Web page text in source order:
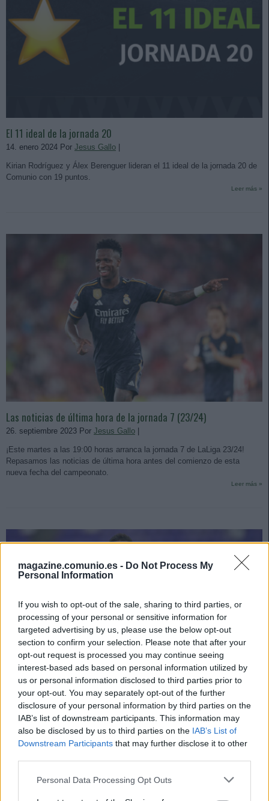
magazine.comunio.es - Do Not Process My
Personal Information
If you wish to opt-out of the sale, sharing to third parties, or
processing of your personal or sensitive information for
targeted advertising by us, please use the below opt-out
section to confirm your selection. Please note that after your
opt-out request is processed you may continue seeing
interest-based ads based on personal information utilized by
us or personal information disclosed to third parties prior to
your opt-out. You may separately opt-out of the further
disclosure of your personal information by third parties on the
IAB’s list of downstream participants. This information may
also be disclosed by us to third parties on the IAB’s List of
Downstream Participants that may further disclose it to other
Please note that this website/app uses one or more Google
Personal Data Processing Opt Outs
El 11 ideal de la jornada 20
14. enero 2024 Por Jesus Gallo |
Kirian Rodríguez y Álex Berenguer lideran el 11 ideal de la jornada 20 de
Comunio con 19 puntos.
Leer más »
Las noticias de última hora de la jornada 7 (23/24)
26. septiembre 2023 Por Jesus Gallo |
¡Este martes a las 19:00 horas arranca la jornada 7 de LaLiga 23/24!
Repasamos las noticias de última hora antes del comienzo de esta
nueva fecha del campeonato.
Leer más »
¡A comprar! Cuatro lesionados que pueden volver tras el parón
6. septiembre 2023 Por Jesus Gallo |
Jugadores que estaban lesionados como Luiz Henrique y Koke volverán
Leer más »